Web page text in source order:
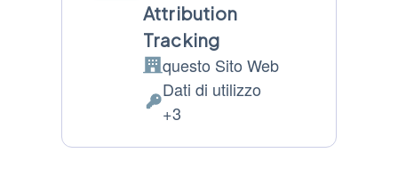
Attribution
Tracking
Azienda:
questo Sito Web
Dati
Dati di utilizzo
+3